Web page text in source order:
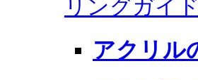
リングガイ
アクリル